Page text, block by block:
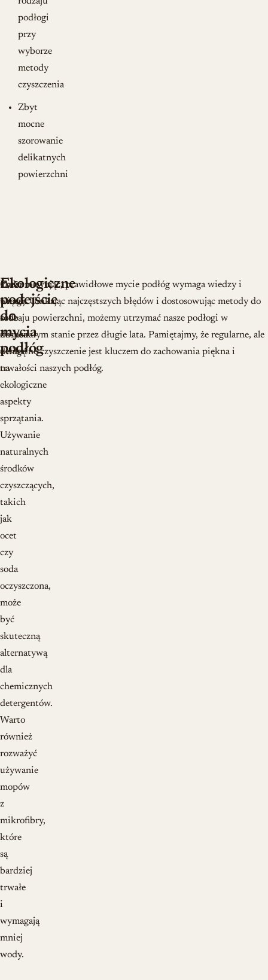
podłogi
przy
wyborze
metody
czyszczenia
Zbyt
mocne
szorowanie
delikatnych
powierzchni
Ekologiczne
podejście
do
mycia
podłóg
Coraz
więcej
osób
zwraca
uwagę
na
ekologiczne
aspekty
sprzątania.
Używanie
naturalnych
środków
czyszczących,
takich
jak
ocet
czy
soda
oczyszczona,
może
być
skuteczną
alternatywą
dla
chemicznych
detergentów.
Warto
również
rozważyć
używanie
mopów
z
mikrofibry,
które
są
bardziej
trwałe
i
wymagają
mniej
wody.
Podsumowując, prawidłowe mycie podłóg wymaga wiedzy i
uwagi. Unikając najczęstszych błędów i dostosowując metody do
rodzaju powierzchni, możemy utrzymać nasze podłogi w
doskonałym stanie przez długie lata. Pamiętajmy, że regularne, ale
delikatne czyszczenie jest kluczem do zachowania piękna i
trwałości naszych podłóg.